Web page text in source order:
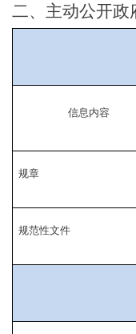
二、主动公开政
信息内容
规章
规范性文件